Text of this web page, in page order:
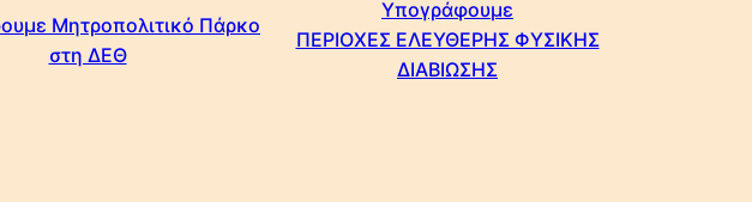
Μητροπολιτικό Πάρκο
στη ΔΕΘ
Υπογράφουμε
ΠΕΡΙΟΧΕΣ ΕΛΕΥΘΕΡΗΣ ΦΥΣΙΚΗΣ
ΔΙΑΒΙΩΣΗΣ